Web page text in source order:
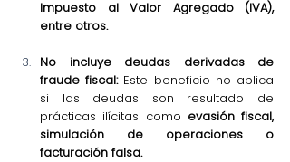
Impuesto al Valor Agregado (IVA),
entre otros.
No incluye deudas derivadas de
fraude fiscal: Este beneficio no aplica
si las deudas son resultado de
prácticas ilícitas como evasión fiscal,
simulación de operaciones o
facturación falsa.